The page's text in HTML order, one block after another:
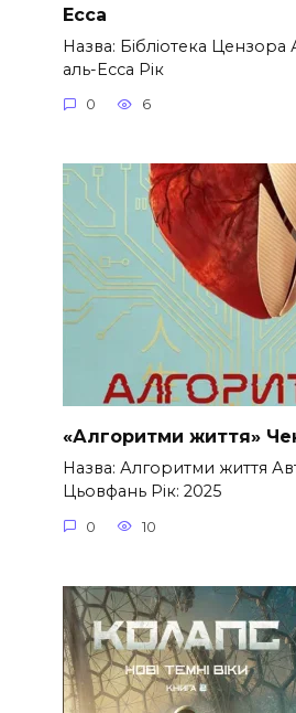
Есса
Назва: Бібліотека
аль-Есса Рік
0 6
«Алгоритми життя»
Назва: Алгоритми життя
Цьовфань Рік: 2025
0 10